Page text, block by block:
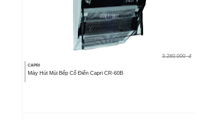
3.280.000 đ
CAPRI
Máy Hút Mùi Bếp Cổ Điển Capri CR-60B